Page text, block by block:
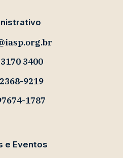
3400
9219
1787
e Eventos